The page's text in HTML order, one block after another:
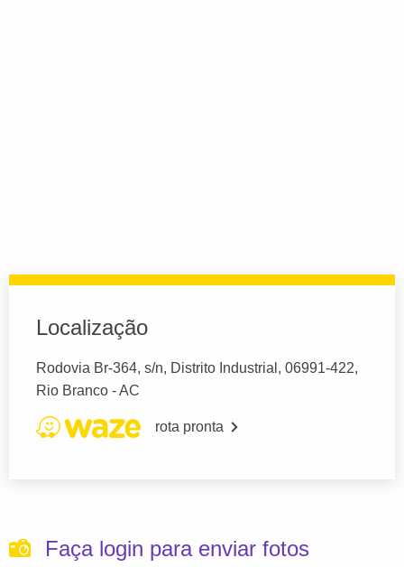
Localização
Rodovia Br-364, s/n, Distrito Industrial, 06991-422,
Rio Branco - AC
rota pronta
Faça login para enviar fotos